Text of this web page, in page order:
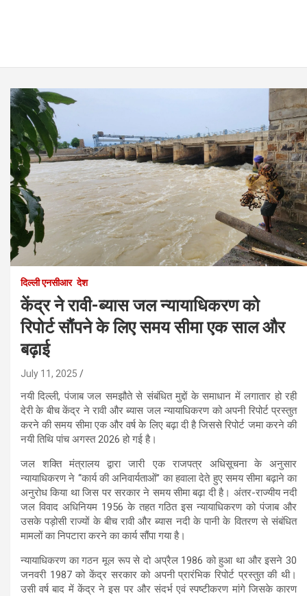
दिल्ली एनसीआर देश
केंद्र ने रावी-ब्यास जल न्यायाधिकरण को
रिपोर्ट सौंपने के लिए समय सीमा एक साल और
बढ़ाई
July 11, 2025
नयी दिल्ली, पंजाब जल समझौते से संबंधित मुद्दों के समाधान में लगातार हो रही
देरी के बीच केंद्र ने रावी और ब्यास जल न्यायाधिकरण को अपनी रिपोर्ट प्रस्तुत
करने की समय सीमा एक और वर्ष के लिए बढ़ा दी है जिससे रिपोर्ट जमा करने की
नयी तिथि पांच अगस्त 2026 हो गई है।
जल शक्ति मंत्रालय द्वारा जारी एक राजपत्र अधिसूचना के अनुसार
न्यायाधिकरण ने ‘‘कार्य की अनिवार्यताओं’’ का हवाला देते हुए समय सीमा बढ़ाने का
अनुरोध किया था जिस पर सरकार ने समय सीमा बढ़ा दी है। अंतर-राज्यीय नदी
जल विवाद अधिनियम 1956 के तहत गठित इस न्यायाधिकरण को पंजाब और
उसके पड़ोसी राज्यों के बीच रावी और ब्यास नदी के पानी के वितरण से संबंधित
मामलों का निपटारा करने का कार्य सौंपा गया है।
न्यायाधिकरण का गठन मूल रूप से दो अप्रैल 1986 को हुआ था और इसने 30
जनवरी 1987 को केंद्र सरकार को अपनी प्रारंभिक रिपोर्ट प्रस्तुत की थी।
उसी वर्ष बाद में केंद्र ने इस पर और संदर्भ एवं स्पष्टीकरण मांगे जिसके कारण